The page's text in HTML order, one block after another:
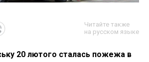
Читайте также
на русском языке
20 лютого сталась пожежа в